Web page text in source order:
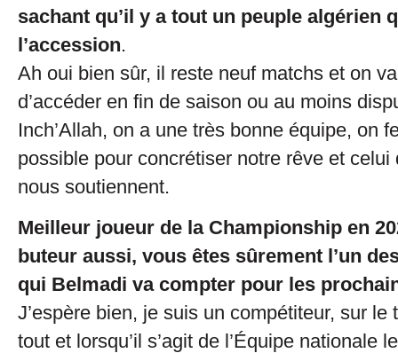
sachant qu’il y a tout un peuple algérien
l’accession.
Ah oui bien sûr, il reste neuf matchs et on
d’accéder en fin de saison ou au moins
Inch’Allah, on a une très bonne équipe, on
possible pour concrétiser notre rêve et celui
nous soutiennent.
Meilleur joueur de la Championship en
buteur aussi, vous êtes sûrement l’un
qui Belmadi va compter pour les
J’espère bien, je suis un compétiteur, sur le
tout et lorsqu’il s’agit de l’Équipe nationale